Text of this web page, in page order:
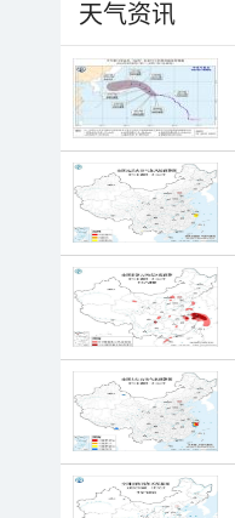
天气资讯